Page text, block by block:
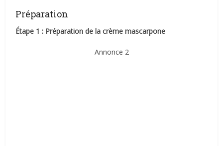
Préparation
Étape 1 : Préparation de la crème mascarpone
Annonce 2